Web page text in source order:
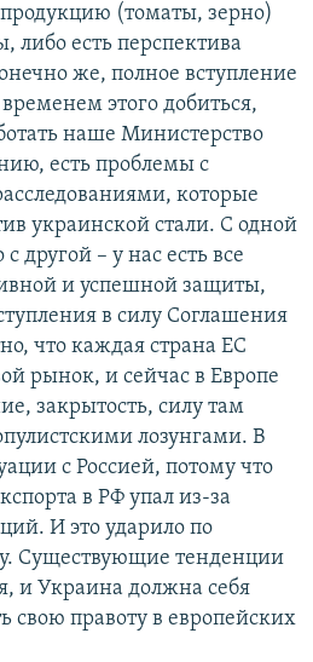
(томаты, зерно)
либо есть перспектива
же, полное вступление
этого добиться,
наше Министерство
есть проблемы с
которые
украинской стали. С одной
другой – у нас есть все
и успешной защиты,
в силу Соглашения
что каждая страна ЕС
рынок, и сейчас в Европе
закрытость, силу там
лозунгами. В
с Россией, потому что
в РФ упал из-за
И это ударило по
Существующие тенденции
и Украина должна себя
свою правоту в европейских